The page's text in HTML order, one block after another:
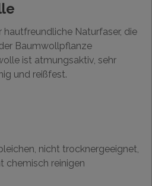
hautfreundliche Naturfaser, die
Baumwollpflanze
ist atmungsaktiv, sehr
und reißfest.
nicht trocknergeeignet,
chemisch reinigen